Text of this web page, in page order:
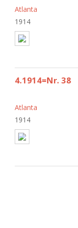
Atlanta
1914
4.1914=Nr. 38
Atlanta
1914